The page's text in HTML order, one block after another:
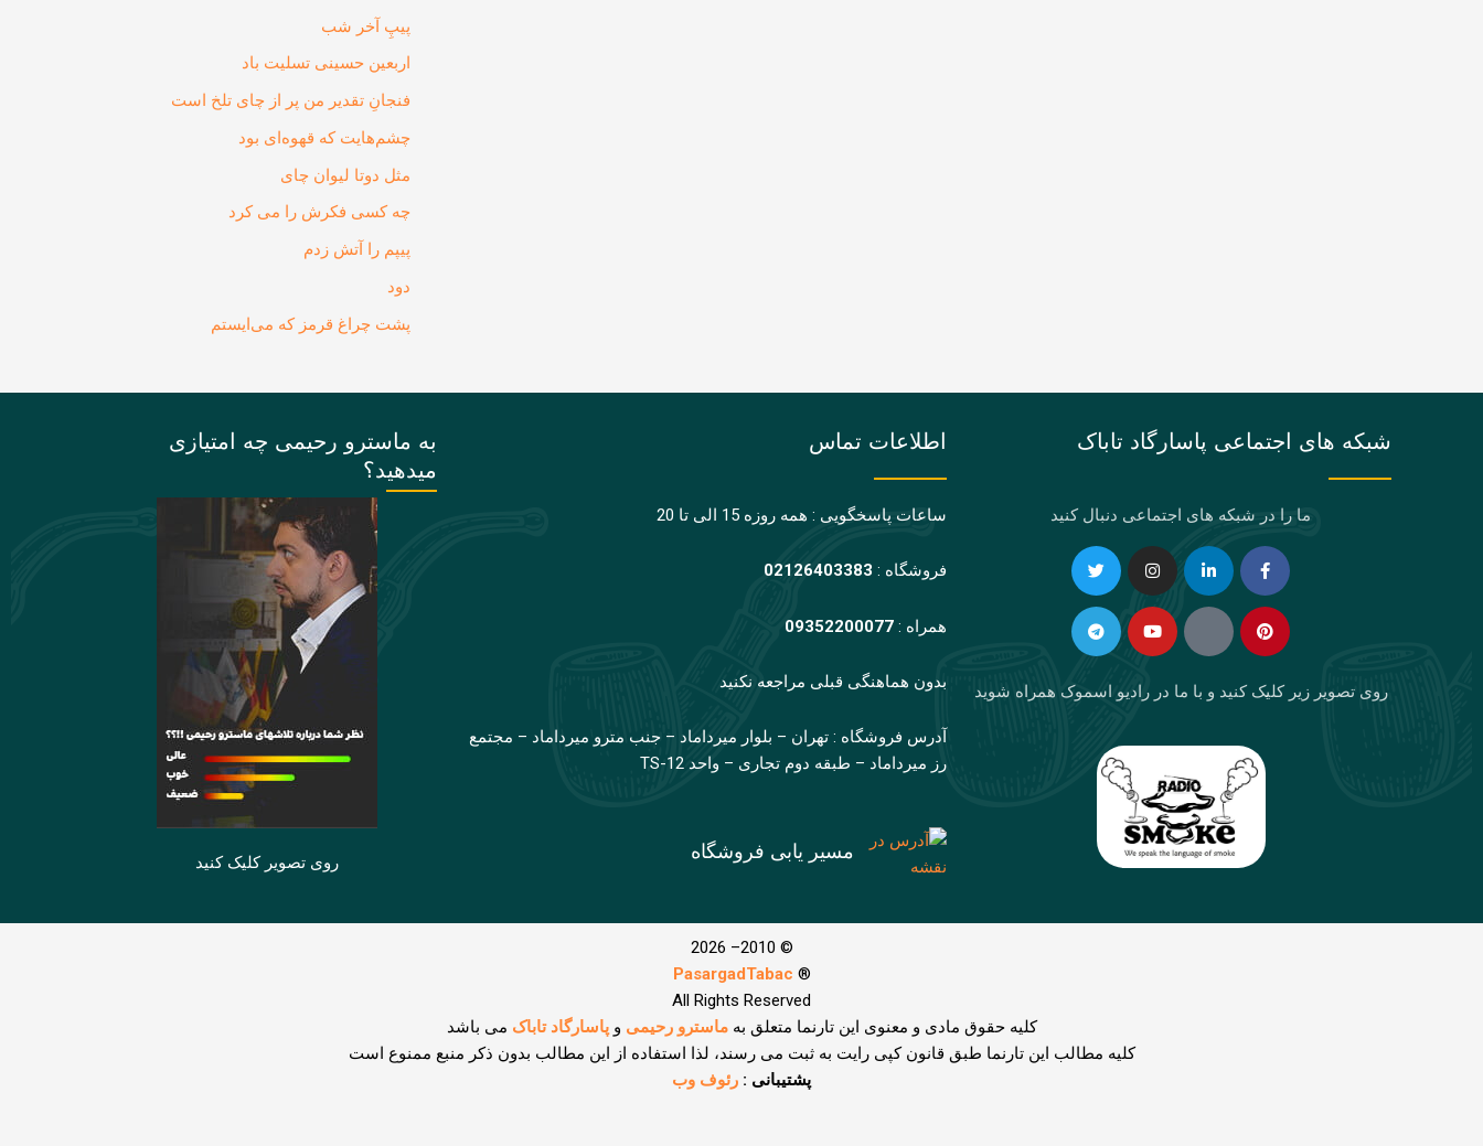
پیپِ آخر شب
اربعین حسینی تسلیت باد
فنجانِ تقدیر من پر از چای تلخ است
چشم‌هایت که قهوه‌ای بود
مثل دوتا لیوان چای
چه کسی فکرش را می‌ کرد
پیپم را آتش زدم
دود
پشت چراغ قرمز که می‌ایستم
شبکه های اجتماعی پاسارگاد تاباک
ما را در شبکه های اجتماعی دنبال کنید
Facebook-
f
Linkedin-
in
Instagram
Twitter Pinterest
Eaparat
Youtube
Telegram
روی تصویر زیر کلیک کنید و با ما در رادیو اسموک همراه شوید
اطلاعات تماس
ساعات پاسخگویی : همه روزه 15 الی تا 20
فروشگاه : 02126403383
همراه :09352200077
بدون هماهنگی قبلی مراجعه نکنید
آدرس فروشگاه : تهران – بلوار میرداماد – جنب مترو میرداماد – مجتمع
رز میرداماد – طبقه دوم تجاری – واحد TS-12
مسیر یابی فروشگاه
به ماسترو رحیمی چه امتیازی
میدهید؟
روی تصویر کلیک کنید
© 2010– 2026
®
PasargadTabac
All Rights Reserved
كليه حقوق مادی و معنوی اين تارنما متعلق بهماسترو رحیمی وپاسارگاد تاباک می باشد
کلیه مطالب این تارنما طبق قانون کپی رایت به ثبت می رسند، لذا استفاده از این مطالب بدون ذکر منبع ممنوع است
پشتیبانی : رئوف وب